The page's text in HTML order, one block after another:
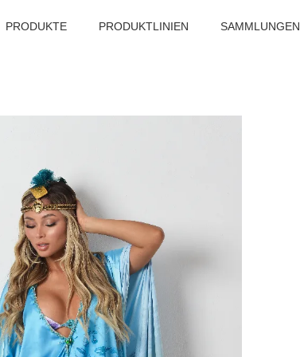
PRODUKTE PRODUKTLINIEN SAMMLUNGEN